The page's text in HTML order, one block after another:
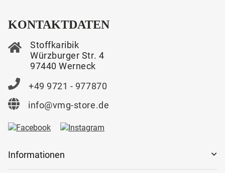
KONTAKTDATEN
Stoffkaribik
Würzburger Str. 4
97440 Werneck
+49 9721 - 977870
info@vmg-store.de
Informationen